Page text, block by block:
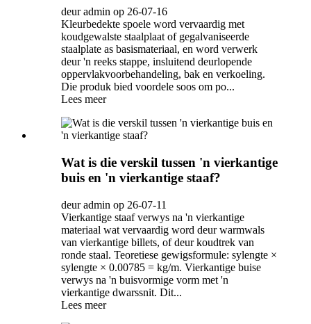
deur admin op 26-07-16
Kleurbedekte spoele word vervaardig met
koudgewalste staalplaat of gegalvaniseerde
staalplate as basismateriaal, en word verwerk
deur 'n reeks stappe, insluitend deurlopende
oppervlakvoorbehandeling, bak en verkoeling.
Die produk bied voordele soos om po...
Lees meer
Wat is die verskil tussen 'n vierkantige
buis en 'n vierkantige staaf?
deur admin op 26-07-11
Vierkantige staaf verwys na 'n vierkantige
materiaal wat vervaardig word deur warmwals
van vierkantige billets, of deur koudtrek van
ronde staal. Teoretiese gewigsformule: sylengte ×
sylengte × 0.00785 = kg/m. Vierkantige buise
verwys na 'n buisvormige vorm met 'n
vierkantige dwarssnit. Dit...
Lees meer